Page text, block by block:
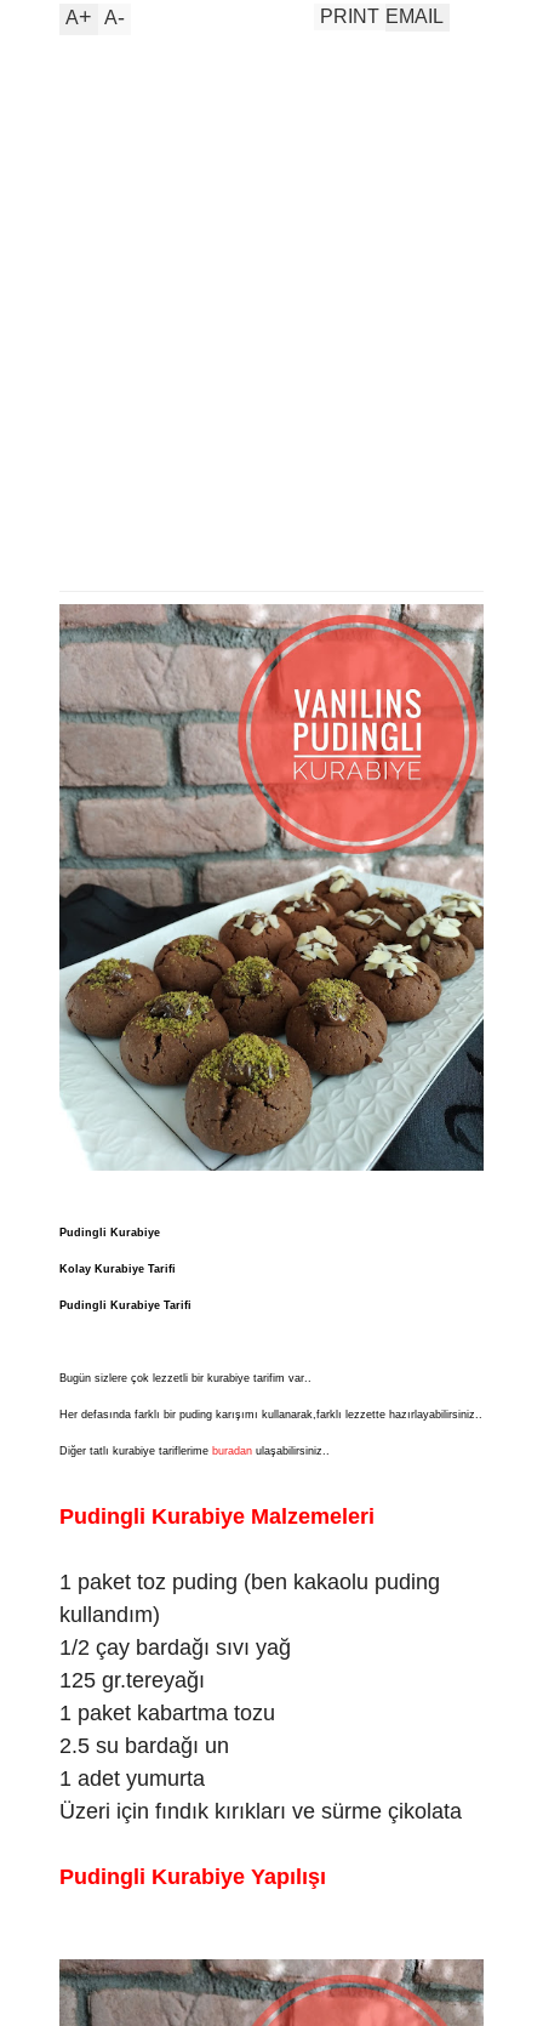
A+ A- EMAIL
PRINT
Pudingli Kurabiye
Kolay Kurabiye Tarifi
Pudingli Kurabiye Tarifi
Bugün sizlere çok lezzetli bir kurabiye tarifim var..
Her defasında farklı bir puding karışımı kullanarak,farklı lezzette hazırlayabilirsiniz..
Diğer tatlı kurabiye tariflerime buradan ulaşabilirsiniz..
Pudingli Kurabiye Malzemeleri
1 paket toz puding (ben kakaolu puding
kullandım)
1/2 çay bardağı sıvı yağ
125 gr.tereyağı
1 paket kabartma tozu
2.5 su bardağı un
1 adet yumurta
Üzeri için fındık kırıkları ve sürme çikolata
Pudingli Kurabiye Yapılışı